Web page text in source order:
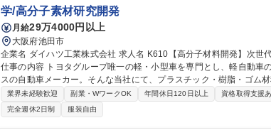
学/高分子素材研究開発
月給29万4000円以上
大阪府池田市
企業名 ダイハツ工業株式会社 求人名 K610【高分子材料開発】次世代モビリティを支える新たな高分子材料開発
仕事の内容 トヨタグループ唯一の軽・小型車を専門とし、軽自動車
スの自動車メーカー。そんな当社にて、プラスチック・樹脂・ゴム
す。 【開発】自動車の内装・外装部品に使用される新規高分子材料の開発 【業務詳細】■新規高分子材料の企
画・設計・評価・量産化開発 └成形加工性、生産性向上に向けた技
上 └耐熱性・耐久性向上のための技術開発および不具合分析 └カー
社内外との連携・技術提案 募集職種 K610【高分子材
業界未経験歓迎 副業・WワークOK 年間休日120日以上 資格取得支援
完全週休2日制
服装自由